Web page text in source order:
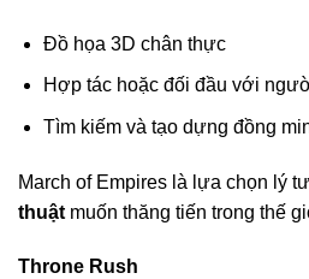
Đồ họa 3D chân thực
Hợp tác hoặc đối đầu với
Tìm kiếm và tạo dựng đồng
March of Empires là lựa chọn lý
thuật muốn thăng tiến trong thế
Throne Rush